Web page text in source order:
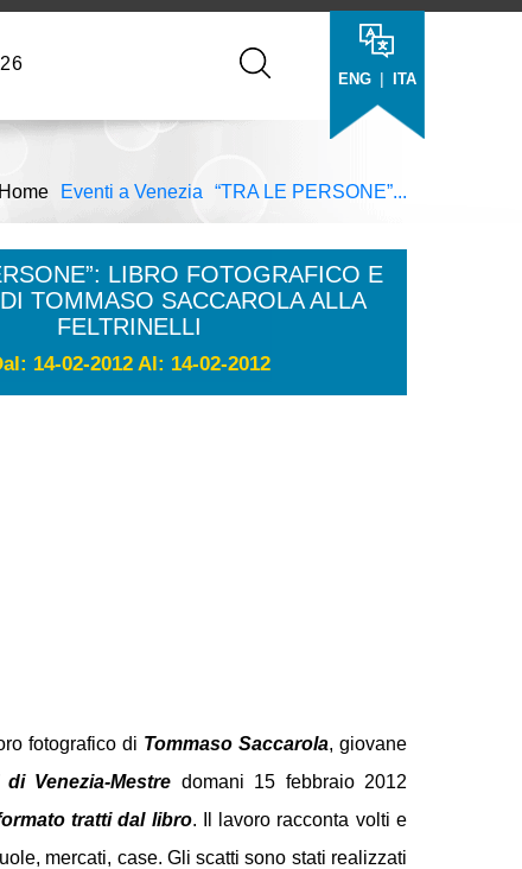
ENG | ITA
Home Eventi a Venezia “TRA LE PERSONE”...
LIBRO FOTOGRAFICO E
TOMMASO SACCAROLA ALLA
FELTRINELLI
14-02-2012 Al: 14-02-2012
fotografico di Tommaso Saccarola, giovane
Venezia-Mestre domani 15 febbraio 2012
tratti dal libro.
Il lavoro racconta volti e
mercati, case. Gli scatti sono stati realizzati